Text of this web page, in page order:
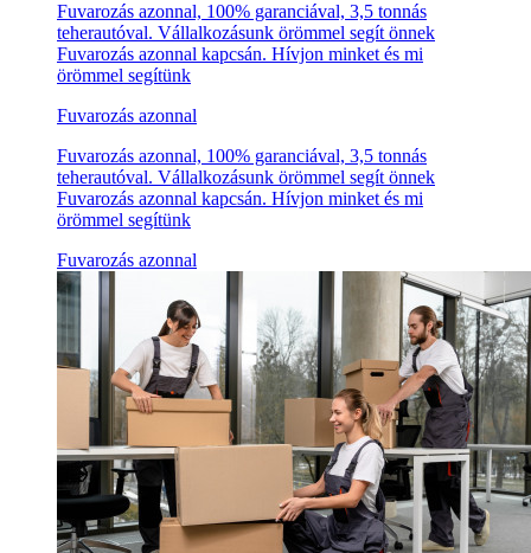
Fuvarozás azonnal, 100% garanciával, 3,5 tonnás
teherautóval. Vállalkozásunk örömmel segít önnek
Fuvarozás azonnal kapcsán. Hívjon minket és mi
örömmel segítünk
Fuvarozás azonnal
Fuvarozás azonnal, 100% garanciával, 3,5 tonnás
teherautóval. Vállalkozásunk örömmel segít önnek
Fuvarozás azonnal kapcsán. Hívjon minket és mi
örömmel segítünk
Fuvarozás azonnal